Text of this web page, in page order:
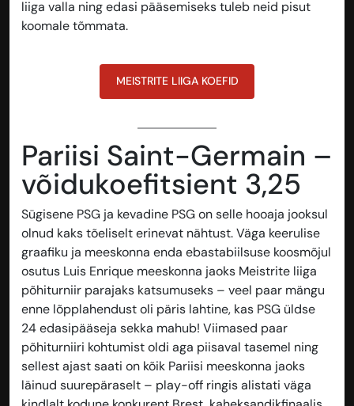
liiga valla ning edasi pääsemiseks tuleb neid pisut
koomale tõmmata.
MEISTRITE LIIGA KOEFID
Pariisi Saint-Germain –
võidukoefitsient 3,25
Sügisene PSG ja kevadine PSG on selle hooaja jooksul
olnud kaks tõeliselt erinevat nähtust. Väga keerulise
graafiku ja meeskonna enda ebastabiilsuse koosmõjul
osutus Luis Enrique meeskonna jaoks Meistrite liiga
põhiturniir parajaks katsumuseks – veel paar mängu
enne lõpplahendust oli päris lahtine, kas PSG üldse
24 edasipääseja sekka mahub! Viimased paar
põhiturniiri kohtumist oldi aga piisaval tasemel ning
sellest ajast saati on kõik Pariisi meeskonna jaoks
läinud suurepäraselt – play-off ringis alistati väga